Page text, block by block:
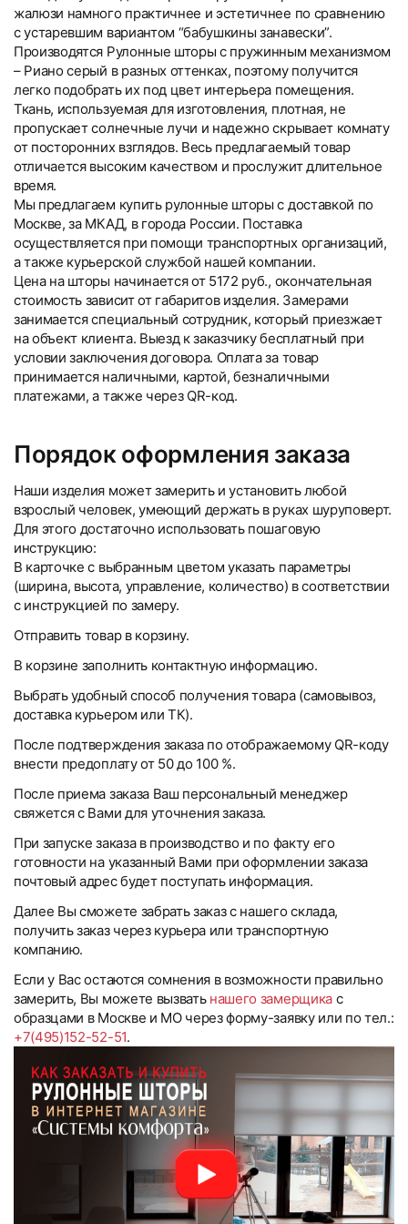
жалюзи намного практичнее и эстетичнее по сравнению
с устаревшим вариантом “бабушкины занавески”.
Производятся Рулонные шторы с пружинным механизмом
– Риано серый в разных оттенках, поэтому получится
легко подобрать их под цвет интерьера помещения.
Ткань, используемая для изготовления, плотная, не
пропускает солнечные лучи и надежно скрывает комнату
от посторонних взглядов. Весь предлагаемый товар
отличается высоким качеством и прослужит длительное
время.
Мы предлагаем купить рулонные шторы с доставкой по
Москве, за МКАД, в города России. Поставка
осуществляется при помощи транспортных организаций,
а также курьерской службой нашей компании.
Цена на шторы начинается от 5172 руб., окончательная
стоимость зависит от габаритов изделия. Замерами
занимается специальный сотрудник, который приезжает
на объект клиента. Выезд к заказчику бесплатный при
условии заключения договора. Оплата за товар
принимается наличными, картой, безналичными
платежами, а также через QR-код.
Порядок оформления заказа
Наши изделия может замерить и установить любой
взрослый человек, умеющий держать в руках шуруповерт.
Для этого достаточно использовать пошаговую
инструкцию:
В карточке с выбранным цветом указать параметры
(ширина, высота, управление, количество) в соответствии
с инструкцией по замеру.
Отправить товар в корзину.
В корзине заполнить контактную информацию.
Выбрать удобный способ получения товара (самовывоз,
доставка курьером или ТК).
После подтверждения заказа по отображаемому QR-коду
внести предоплату от 50 до 100 %.
После приема заказа Ваш персональный менеджер
свяжется с Вами для уточнения заказа.
При запуске заказа в производство и по факту его
готовности на указанный Вами при оформлении заказа
почтовый адрес будет поступать информация.
Далее Вы сможете забрать заказ с нашего склада,
получить заказ через курьера или транспортную
компанию.
Если у Вас остаются сомнения в возможности правильно
замерить, Вы можете вызвать нашего замерщикас
образцами в Москве и МО через форму-заявку или по тел.:
+7(495)152-52-51.